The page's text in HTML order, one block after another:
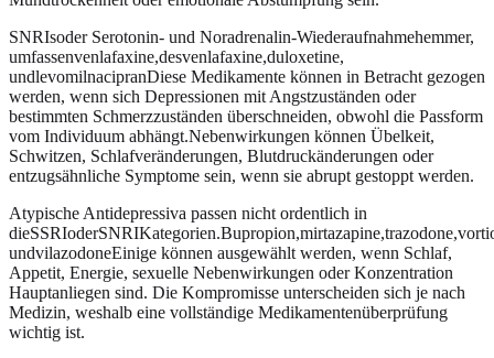
SNRIsoder Serotonin- und Noradrenalin-Wiederaufnahmehemmer,
umfassenvenlafaxine,desvenlafaxine,duloxetine,
undlevomilnacipranDiese Medikamente können in Betracht gezogen
werden, wenn sich Depressionen mit Angstzuständen oder
bestimmten Schmerzzuständen überschneiden, obwohl die Passform
vom Individuum abhängt.Nebenwirkungen können Übelkeit,
Schwitzen, Schlafveränderungen, Blutdruckänderungen oder
entzugsähnliche Symptome sein, wenn sie abrupt gestoppt werden.
Atypische Antidepressiva passen nicht ordentlich in
undvilazodoneEinige können ausgewählt werden, wenn Schlaf,
Appetit, Energie, sexuelle Nebenwirkungen oder Konzentration
Hauptanliegen sind. Die Kompromisse unterscheiden sich je nach
Medizin, weshalb eine vollständige Medikamentenüberprüfung
wichtig ist.